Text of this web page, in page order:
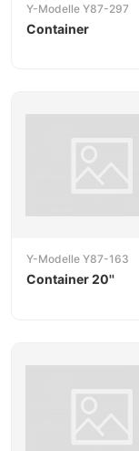
Y-Modelle Y87-297
Container
Y-Modelle Y87-163
Container 20''